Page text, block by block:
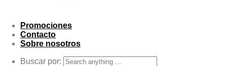
Promociones
Contacto
Sobre nosotros
Buscar por: